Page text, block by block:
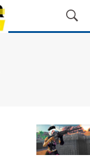
M
o
ú
s
q
u